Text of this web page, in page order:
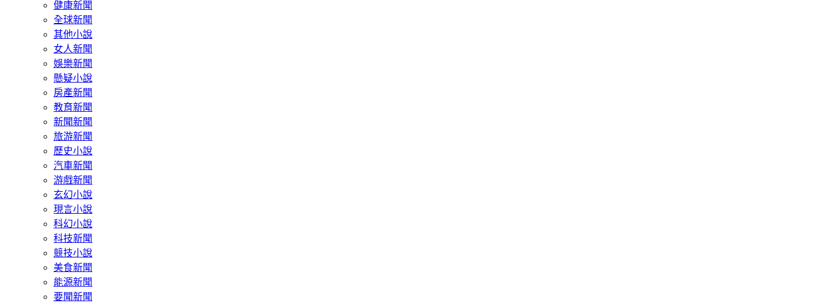
健康新聞
全球新聞
其他小說
女人新聞
娛樂新聞
懸疑小說
房產新聞
教育新聞
新聞新聞
旅游新聞
歷史小說
汽車新聞
游戲新聞
玄幻小說
現言小說
科幻小說
科技新聞
競技小說
美食新聞
能源新聞
要聞新聞